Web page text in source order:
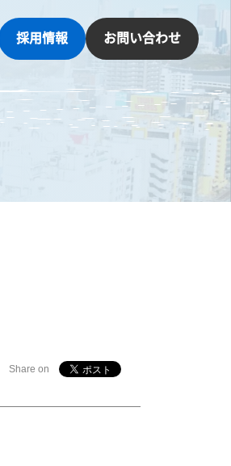
採用情報 お問い合わせ
Share on